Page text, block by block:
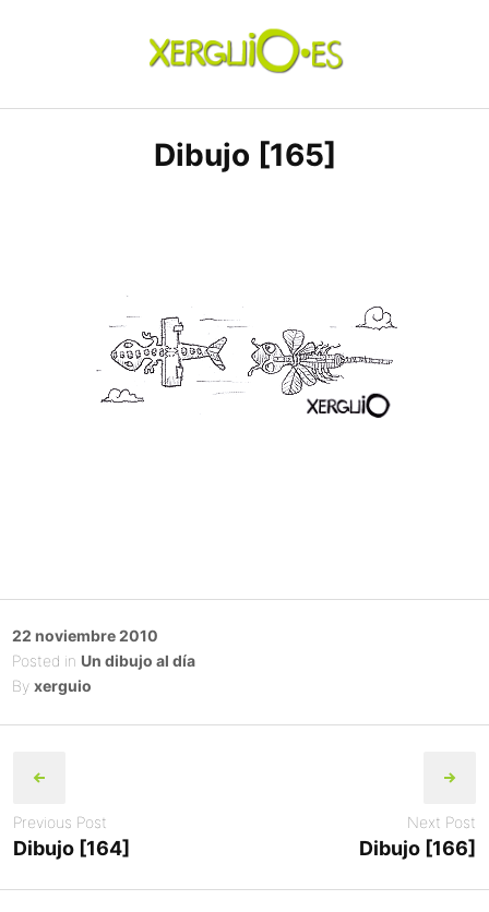
xerguio.ES | ilustración
Dibujo [165]
Posted
on
22 noviembre 2010
Posted in Un dibujo al día
By xerguio
navigation
Previous Post
Dibujo [164]
Next Post
Dibujo [166]